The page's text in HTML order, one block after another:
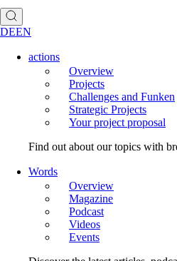
DEEN
actions
Overview
Projects
Challenges and Funken
Strategic Projects
Your project proposal
Find out about our topics with
Words
Overview
Magazine
Podcast
Videos
Events